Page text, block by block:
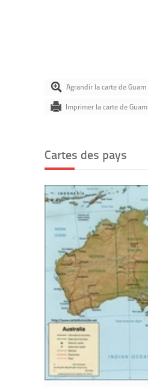
Agrandir la carte de Guam
Imprimer la carte de Guam
Cartes des pays